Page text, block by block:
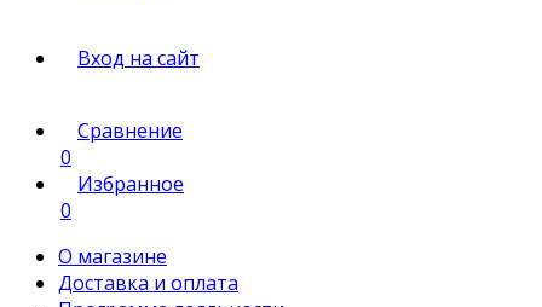
Вход на сайт
Сравнение
0
Избранное
0
О магазине
Доставка и оплата